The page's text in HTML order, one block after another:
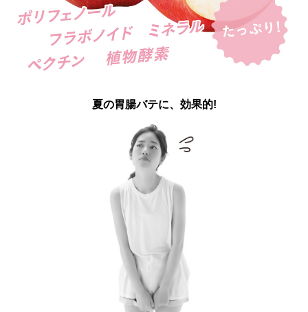
夏の胃腸バテに、効果的!